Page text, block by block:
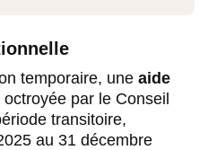
temporaire, une aide
par le Conseil
transitoire,
au 31 décembre